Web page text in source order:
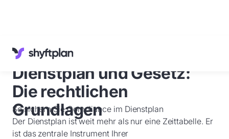
Wissenswertes
Kundenservice Deutsch
Anmelden
Demo buchen
Dienstplan und Gesetz:
Die rechtlichen
Grundlagen
So sichern Sie Compliance im Dienstplan
Der Dienstplan ist weit mehr als nur eine Zeittabelle. Er
ist das zentrale Instrument Ihrer